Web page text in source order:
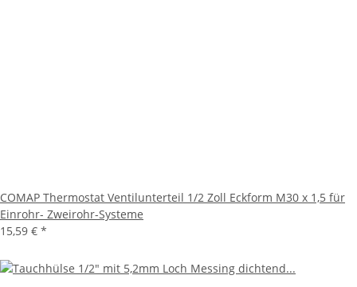
COMAP Thermostat Ventilunterteil 1/2 Zoll Eckform M30 x 1,5 für
Einrohr- Zweirohr-Systeme
15,59 € *